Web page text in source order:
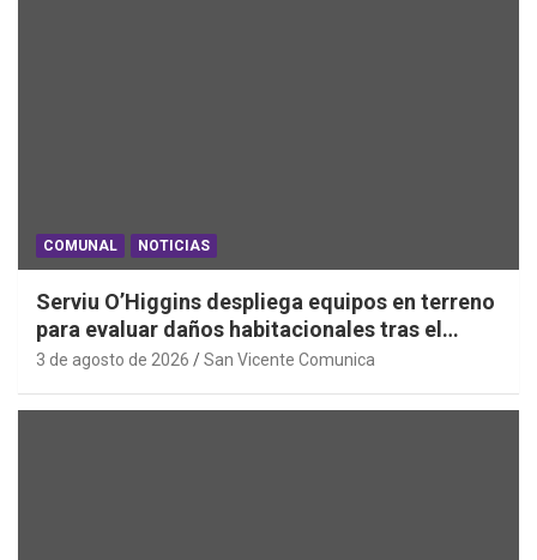
COMUNAL NOTICIAS
Serviu O’Higgins despliega equipos en terreno
para evaluar daños habitacionales tras el
Sistema Frontal
3 de agosto de 2026 San Vicente Comunica